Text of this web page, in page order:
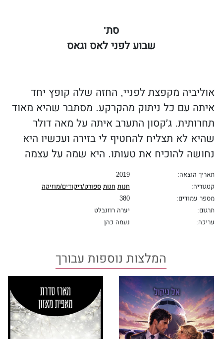
תאריך הוצאה:
2019
קטגוריה:
חנות חנות ספורט/ריקודים/מוזיקה
מספר עמודים:
380
תרגום:
יערה רוזנבלט
עריכה:
נעמה כהן
סת'
שבוע לפני לאס וגאס
אוליביה מקפצת לפניי, החזה שלה קופץ יחד
איתה עם כל ניתוק מהקרקע. מסתבר שהיא מאוד
תחרותית. ג׳קסון התערב איתה על מאה דולר
שהיא לא תצליח להחטיף לי בזירה ועכשיו היא
נחושה להוכיח את טעותו. היא שמה על עצמה
כפפות ונכנסה לזירת האגרוף, מולי.
עיניה הירוקות, המהממות, רושפות אליי מתחת
לריסיה הכהים והעבים, והיא מחייכת בשובבות
לפני שהיא מכה בי. אני מתחמק ונוגע בכתפה
בקלילות. היא מסתובבת במהירות, עומדת מולי
לשדיה. אני מעביר את מבטי מהחזה שלה אל
פניה. הבעתה המשועשעת של אוליביה מהולה
בייאוש. היא באמת חשבה שזה יהיה פשוט...
ג׳קסון ודאריל צוחקים מהצד, ומצליחים לעצבן
אותה.
המלצות נוספות עבורך